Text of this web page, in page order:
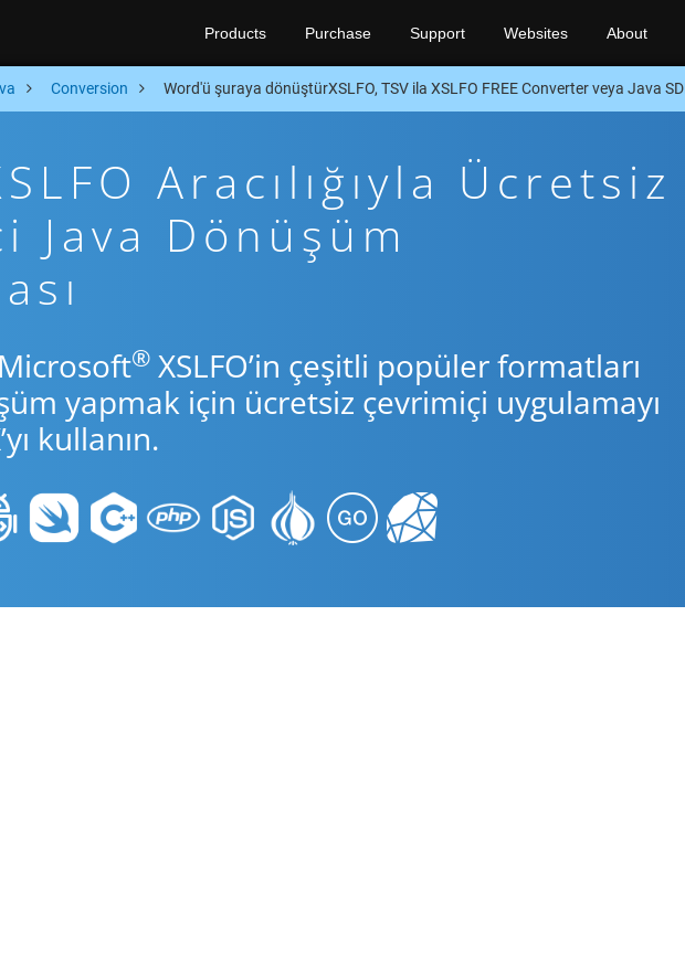
Products Purchase Support Websites About
Conversion Word'ü şuraya dönüştürXSLFO, TSV ila XSLFO FREE Converter veya Java
Aracılığıyla Ücretsiz
Java Dönüşüm
® XSLFO’in çeşitli popüler formatları
yapmak için ücretsiz çevrimiçi uygulamayı
kullanın.